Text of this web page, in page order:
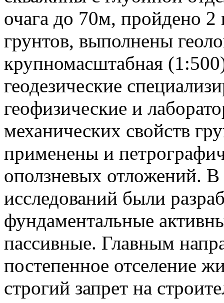
очага до 70м, пройдено
грунтов, выполнены
крупномасштабная
геодезические
геофизические и
механических свойств
применены и
оползневых отложений. В
исследований были
фундаментальные
пассивные. Главным
постепенное отселение
строгий запрет на